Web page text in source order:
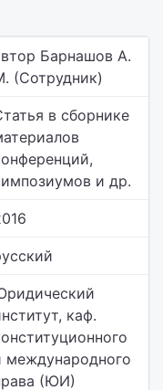
Барнашов А.
(Сотрудник)
в сборнике
и др.
каф.
международного
(ЮИ)